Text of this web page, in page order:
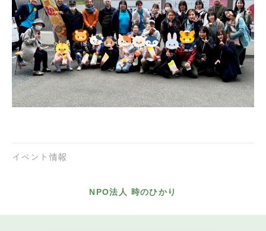
イベント情報
NPO法人 時のひかり